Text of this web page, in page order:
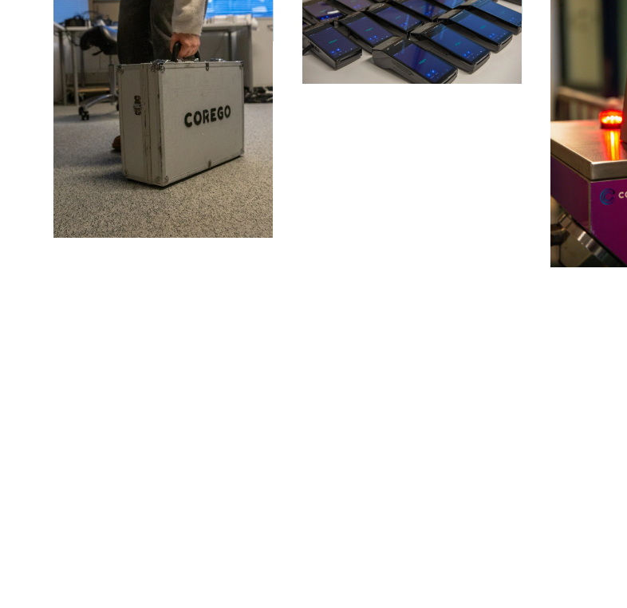
00520 Helsingfors
753 23 Uppsala